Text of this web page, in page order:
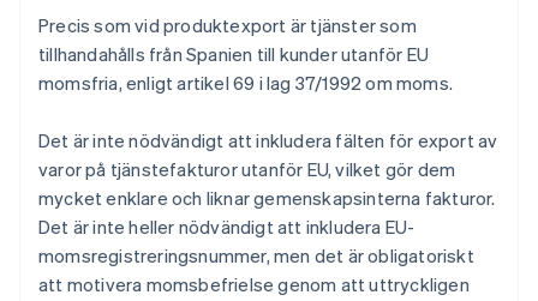
Precis som vid produktexport är tjänster som
tillhandahålls från Spanien till kunder utanför EU
momsfria, enligt artikel 69 i lag 37/1992 om moms.
Det är inte nödvändigt att inkludera fälten för export av
varor på tjänstefakturor utanför EU, vilket gör dem
mycket enklare och liknar gemenskapsinterna fakturor.
Det är inte heller nödvändigt att inkludera EU-
momsregistreringsnummer, men det är obligatoriskt
att motivera momsbefrielse genom att uttryckligen